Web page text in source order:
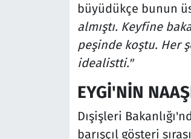
büyüdükçe bunun
almıştı. Keyfine
peşinde koştu. Her
idealistti."
EYGİ'NİN
Dışişleri
barışçıl gösteri